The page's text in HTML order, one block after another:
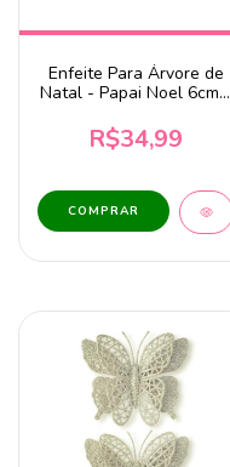
Enfeite Para Árvore de
Natal - Papai Noel 6cm -
R$34,99